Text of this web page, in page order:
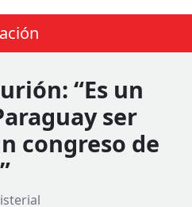
“Es un
ser
congreso de